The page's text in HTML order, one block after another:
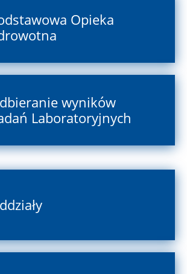
Opieka
wyników
Laboratoryjnych